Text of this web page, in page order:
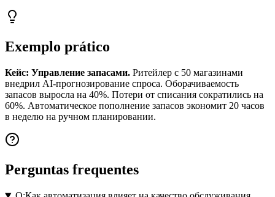
Exemplo prático
Кейс: Управление запасами. Ритейлер с 50 магазинами
внедрил AI-прогнозирование спроса. Оборачиваемость
запасов выросла на 40%. Потери от списания сократились на
60%. Автоматическое пополнение запасов экономит 20 часов
в неделю на ручном планировании.
Perguntas frequentes